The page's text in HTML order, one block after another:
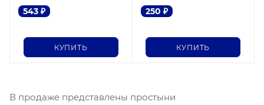
543 ₽
КУПИТЬ
250 ₽
КУПИТЬ
В продаже представлены простыни